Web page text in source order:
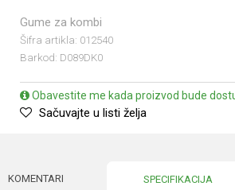
Gume za kombi
Šifra artikla: 012540
Barkod: D089DK0
Obavestite me kada proizvod bude
Sačuvajte u listi želja
KOMENTARI SPECIFIKACIJA